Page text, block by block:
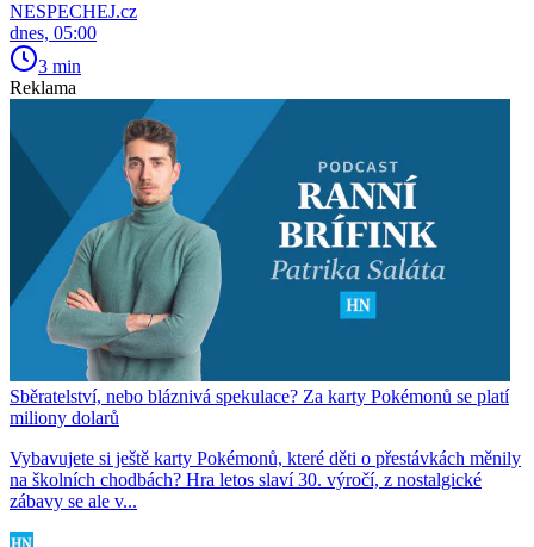
NESPECHEJ.cz
dnes, 05:00
3 min
Reklama
Sběratelství, nebo bláznivá spekulace? Za karty Pokémonů se platí
miliony dolarů
Vybavujete si ještě karty Pokémonů, které děti o přestávkách měnily
na školních chodbách? Hra letos slaví 30. výročí, z nostalgické
zábavy se ale v...